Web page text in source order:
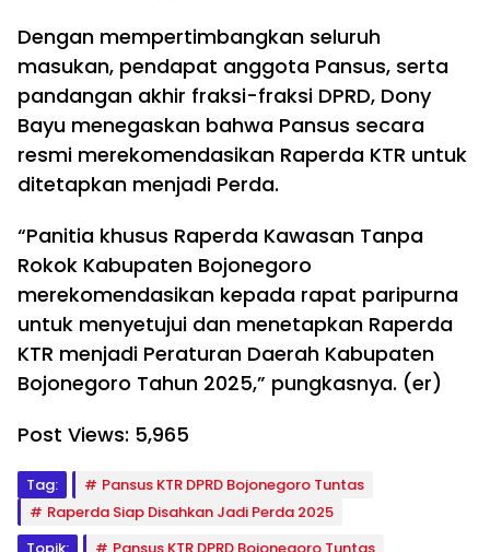
Dengan mempertimbangkan seluruh
masukan, pendapat anggota Pansus, serta
pandangan akhir fraksi-fraksi DPRD, Dony
Bayu menegaskan bahwa Pansus secara
resmi merekomendasikan Raperda KTR untuk
ditetapkan menjadi Perda.
“Panitia khusus Raperda Kawasan Tanpa
Rokok Kabupaten Bojonegoro
merekomendasikan kepada rapat paripurna
untuk menyetujui dan menetapkan Raperda
KTR menjadi Peraturan Daerah Kabupaten
Bojonegoro Tahun 2025,” pungkasnya. (er)
Post Views: 5,965
Tag:
Pansus KTR DPRD Bojonegoro Tuntas
Raperda Siap Disahkan Jadi Perda 2025
Topik:
Pansus KTR DPRD Bojonegoro Tuntas